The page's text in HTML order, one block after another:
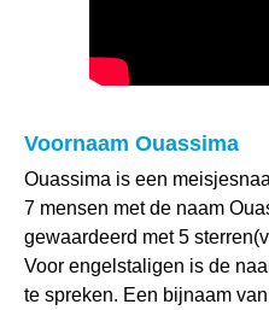
Voornaam Ouassima
Ouassima is een
7 mensen met de naam
gewaardeerd met 5
Voor engelstaligen is de
te spreken. Een bijnaam